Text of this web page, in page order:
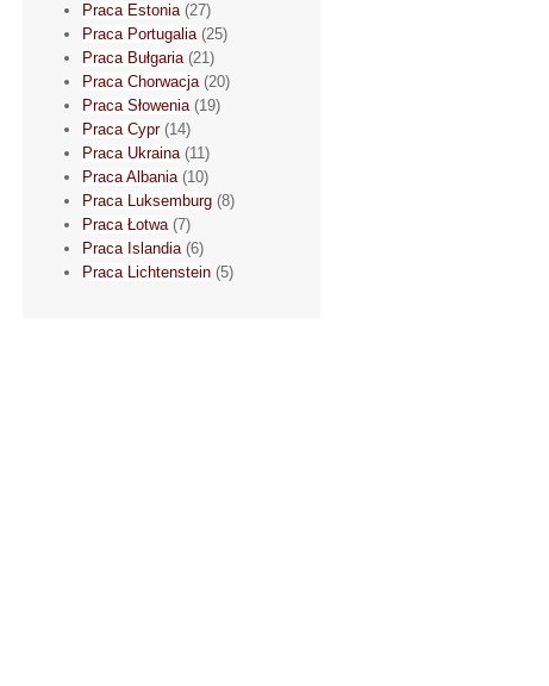
Praca Estonia(27)
Praca Portugalia(25)
Praca Bułgaria(21)
Praca Chorwacja(20)
Praca Słowenia(19)
Praca Cypr(14)
Praca Ukraina(11)
Praca Albania(10)
Praca Luksemburg (8)
Praca Łotwa(7)
Praca Islandia(6)
Praca Lichtenstein (5)